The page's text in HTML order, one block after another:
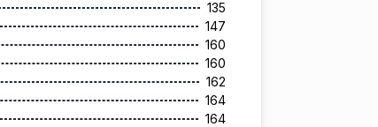
135
147
160
160
162
164
164